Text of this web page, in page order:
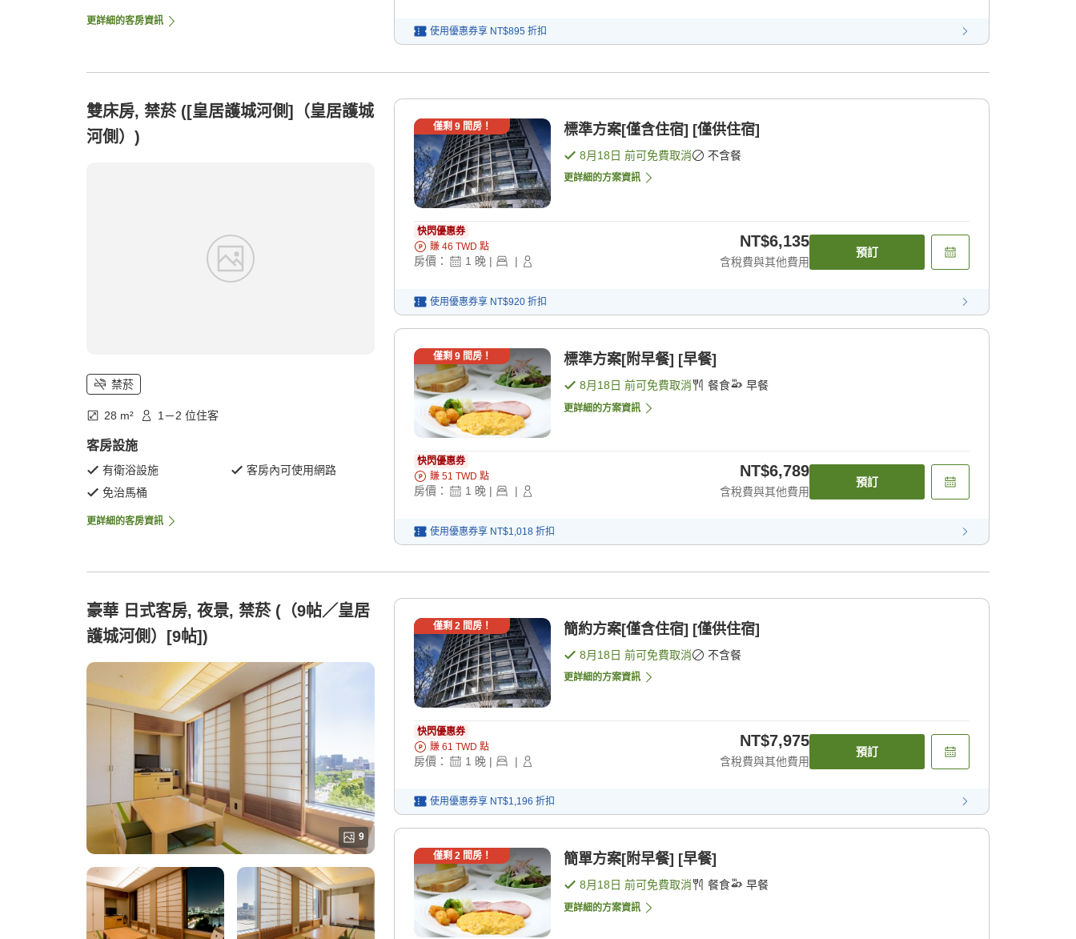
更詳細的客房資訊
使用優惠券享 NT$895 折扣
雙床房, 禁菸 ([皇居護城河側]（皇居護城
河側）)
禁菸
28 m² 1－2 位住客
客房設施
有衛浴設施
客房內可使用網路
免治馬桶
更詳細的客房資訊
僅剩 9間房！ 標準方案[僅含住宿] [僅供住宿]
8月18日 前可免費取消 不含餐
更詳細的方案資訊
快閃優惠券
賺 46 TWD 點
房價： 1 晚 | |
NT$6,135
含稅費與其他費用
預訂
使用優惠券享 NT$920 折扣
僅剩 9間房！ 標準方案[附早餐] [早餐]
8月18日 前可免費取消 餐食 早餐
更詳細的方案資訊
快閃優惠券
賺 51 TWD 點
房價： 1 晚 | |
NT$6,789
含稅費與其他費用
預訂
使用優惠券享 NT$1,018 折扣
豪華 日式客房, 夜景, 禁菸 (（9帖／皇居
護城河側）[9帖])
9
僅剩 2 間房！ 簡約方案[僅含住宿] [僅供住宿]
8月18日 前可免費取消 不含餐
更詳細的方案資訊
快閃優惠券
賺 61 TWD 點
房價： 1 晚 | |
NT$7,975
含稅費與其他費用
預訂
使用優惠券享 NT$1,196 折扣
僅剩 2 間房！ 簡單方案[附早餐] [早餐]
8月18日 前可免費取消 餐食 早餐
更詳細的方案資訊